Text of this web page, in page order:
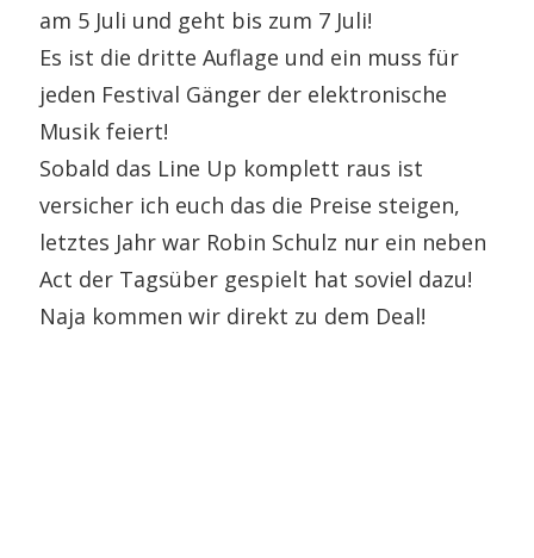
am 5 Juli und geht bis zum 7 Juli!
Es ist die dritte Auflage und ein muss für
jeden Festival Gänger der elektronische
Musik feiert!
Sobald das Line Up komplett raus ist
versicher ich euch das die Preise steigen,
letztes Jahr war Robin Schulz nur ein neben
Act der Tagsüber gespielt hat soviel dazu!
Naja kommen wir direkt zu dem Deal!